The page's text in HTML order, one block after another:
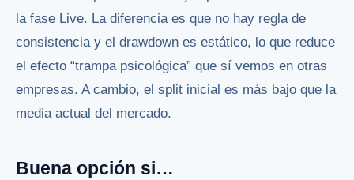
la fase Live. La diferencia es que no hay regla de
consistencia y el drawdown es estático, lo que reduce
el efecto “trampa psicológica” que sí vemos en otras
empresas. A cambio, el split inicial es más bajo que la
media actual del mercado.
Buena opción si…